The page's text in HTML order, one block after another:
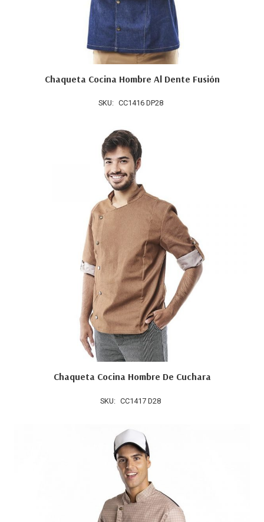
Chaqueta Cocina Hombre Al Dente Fusión
SKU: CC1416 DP28
Chaqueta Cocina Hombre De Cuchara
SKU: CC1417 D28